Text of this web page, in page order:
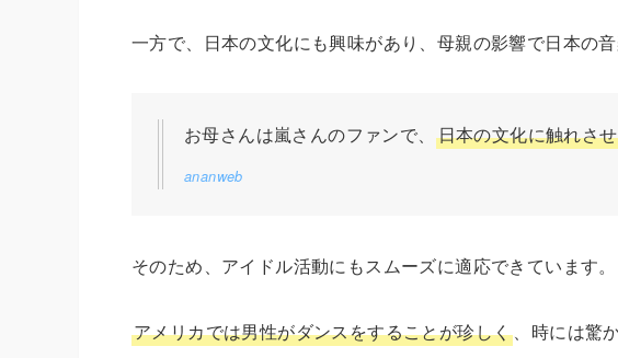
一方で、日本の文化にも興味があり、母親の影響で日本の
お母さんは嵐さんのファンで、 日本の文化に触れさ
ananweb
そのため、アイドル活動にもスムーズに適応できています。
アメリカでは男性がダンスをすることが珍しく 、時には驚